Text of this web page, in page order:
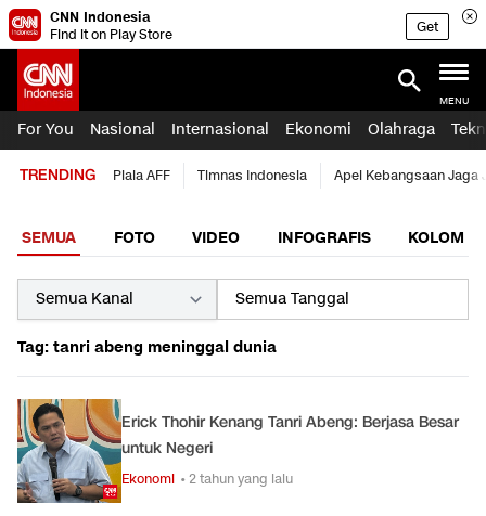
CNN Indonesia
Find it on Play Store
Get
MENU
For You Nasional Internasional Ekonomi Olahraga
TRENDING Piala AFF Timnas Indonesia Apel Kebangsaan Jaga
SEMUA FOTO VIDEO INFOGRAFIS KOLOM
Tag: tanri abeng meninggal dunia
Erick Thohir Kenang Tanri Abeng: Berjasa Besar
untuk Negeri
Ekonomi • 2 tahun yang lalu